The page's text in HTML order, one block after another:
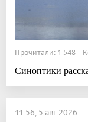
Прочитали: 1 548
Синоптики
11:56, 5 авг 2026